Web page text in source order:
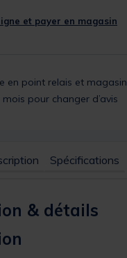
et payer en magasin
en point relais et magasin
pour changer d’avis
Spécifications
& détails